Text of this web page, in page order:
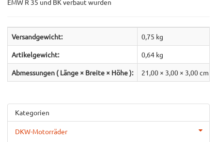
EMW R 35 und BK verbaut wurden
Versandgewicht: 0,75 kg
Artikelgewicht: 0,64 kg
Abmessungen ( Länge × Breite × Höhe ): 21,00 × 3,00 × 3,00 cm
Kategorien
DKW-Motorräder